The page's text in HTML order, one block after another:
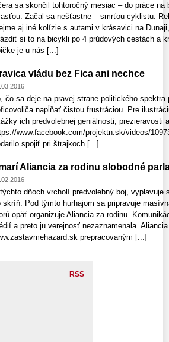
sa skončil tohtoročný mesiac – do práce
Začal sa nešťastne – smrťou cyklistu.
aj iné kolízie s autami v krásavici na
si to na bicykli po 4 prúdových cestách a
je u nás [...]
vládu bez Fica ani nechce
čo sa deje na pravej strane politického
napĺňať čistou frustráciou. Pre
ich predvolebnej geniálnosti, prezieravosti
www.facebook.com/projektn.sk/videos/
spojiť pri štrajkoch [...]
Aliancia za rodinu slobodné
dňoch vrcholí predvolebný boj,
skríň. Pod týmto hurhajom sa pripravuje
opäť organizuje Aliancia za rodinu.
a preto ju verejnosť nezaznamenala.
prepracovaným [...]
RSS